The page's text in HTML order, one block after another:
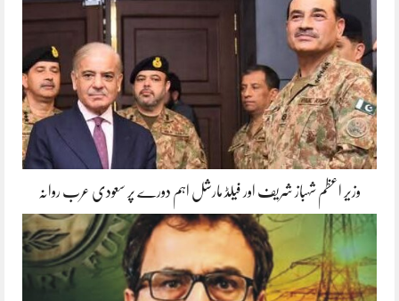
وزیر اعظم شہباز شریف اور فیلڈ مارشل اہم دورے پر سعودی عرب روانہ